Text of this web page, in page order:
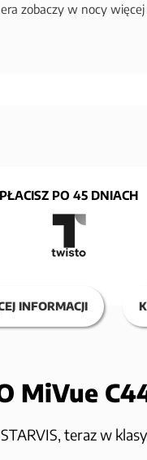
zobaczy w nocy
PŁACISZ PO 45 DNIACH
INFORMACJI
MiVue
teraz w